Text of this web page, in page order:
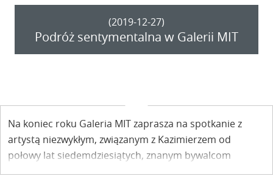
(2019-12-27)
Podróż sentymentalna w Galerii MIT
Na koniec roku Galeria MIT zaprasza na spotkanie z
artystą niezwykłym, związanym z Kazimierzem od
połowy lat siedemdziesiątych, znanym bywalcom
Miasteczka nie tylko ze swej twórczości, ale również ze